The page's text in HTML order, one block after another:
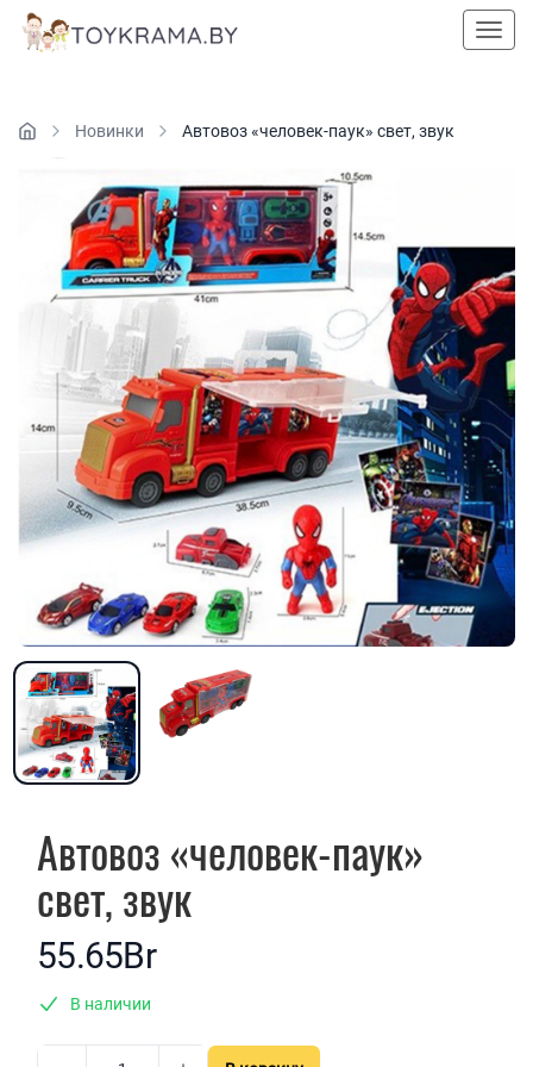
Новинки Автовоз «человек-паук» свет, звук
Автовоз «человек-паук»
свет, звук
55.65Br
В наличии